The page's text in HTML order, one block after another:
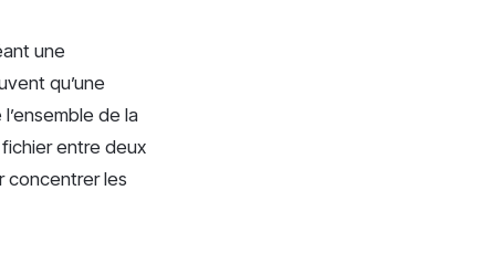
une
qu’une
de la
fichier entre deux
concentrer les